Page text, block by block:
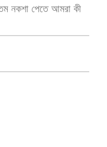
নকশা পেতে আমরা কী